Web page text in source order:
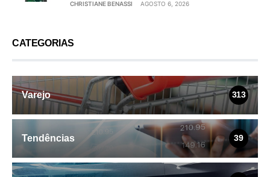
CHRISTIANE BENASSI AGOSTO 6, 2026
CATEGORIAS
Varejo 313
Tendências 39